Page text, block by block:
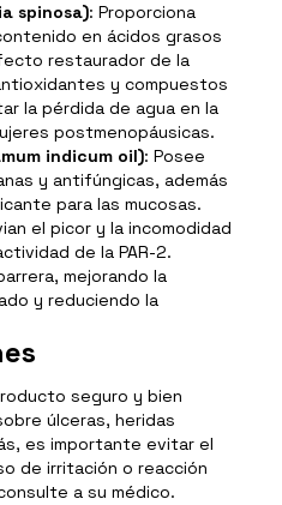
spinosa): Proporciona
en ácidos grasos
restaurador de la
y compuestos
la pérdida de agua en la
postmenopáusicas.
indicum oil): Posee
y antifúngicas, además
para las mucosas.
el picor y la incomodidad
de la PAR-2.
mejorando la
y reduciendo la
seguro y bien
úlceras, heridas
es importante evitar el
de irritación o reacción
a su médico.